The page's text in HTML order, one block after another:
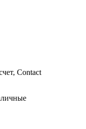
Contact